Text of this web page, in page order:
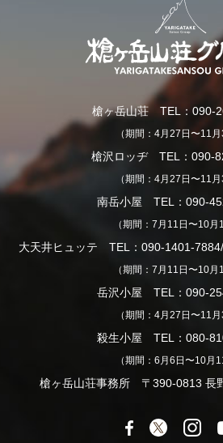
槍ヶ岳山荘 TEL：090-
（期間：4月27日〜11月
槍沢ロッヂ TEL：090-
（期間：4月27日〜11月
南岳小屋 TEL：090-
（期間：7月11日〜10月
大天井ヒュッテ TEL：090-1401-
（期間：7月11日〜10月
岳沢小屋 TEL：090-
（期間：4月27日〜11月
殺生小屋 TEL：080-
（期間：6月6日〜10月
槍ヶ岳山荘事務所 〒390-0813 長